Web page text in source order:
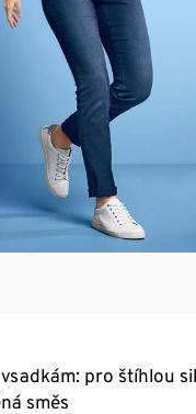
pro štíhlou
směs